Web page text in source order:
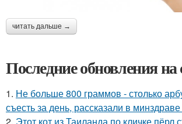
читать дальше →
Последние обновления на
1. Не больше 800 граммов - столько
съесть за день, рассказали в